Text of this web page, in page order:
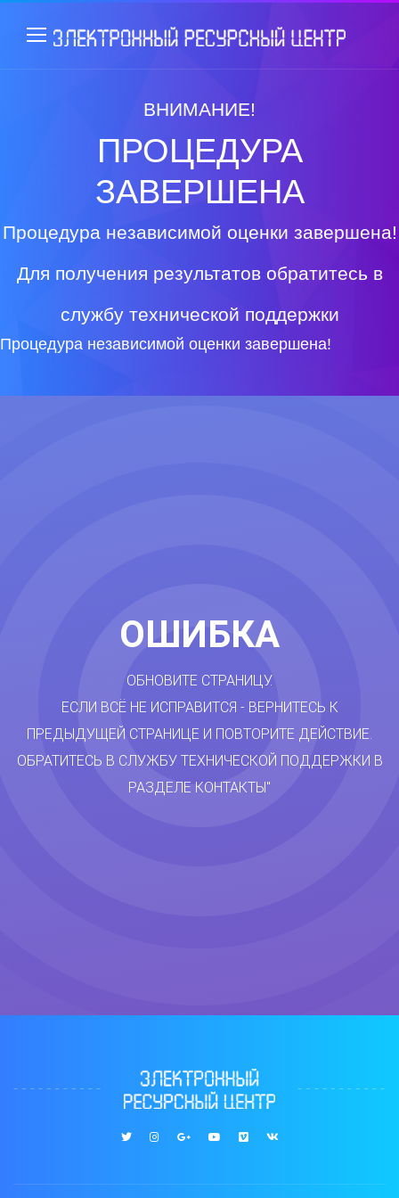
ВНИМАНИЕ!
ПРОЦЕДУРА
ЗАВЕРШЕНА
Процедура независимой оценки завершена!
Для получения результатов обратитесь в
службу технической поддержки
Процедура независимой оценки завершена!
ОШИБКА
ОБНОВИТЕ СТРАНИЦУ.
ЕСЛИ ВСЁ НЕ ИСПРАВИТСЯ - ВЕРНИТЕСЬ К
ПРЕДЫДУЩЕЙ СТРАНИЦЕ И ПОВТОРИТЕ ДЕЙСТВИЕ.
ОБРАТИТЕСЬ В СЛУЖБУ ТЕХНИЧЕСКОЙ ПОДДЕРЖКИ В
РАЗДЕЛЕ КОНТАКТЫ"